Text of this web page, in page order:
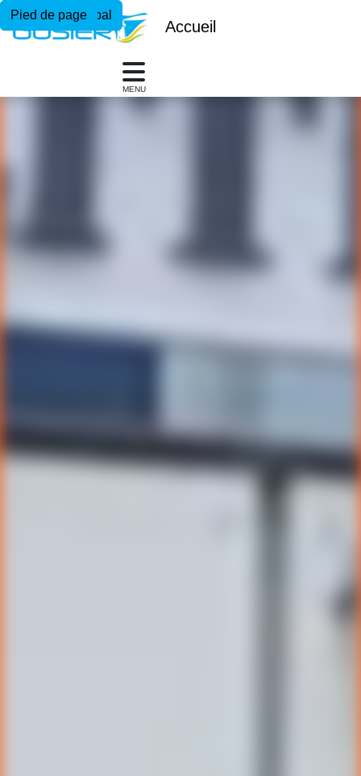
Menu principal
Contenu principal
Pied de page
Accueil
MENU